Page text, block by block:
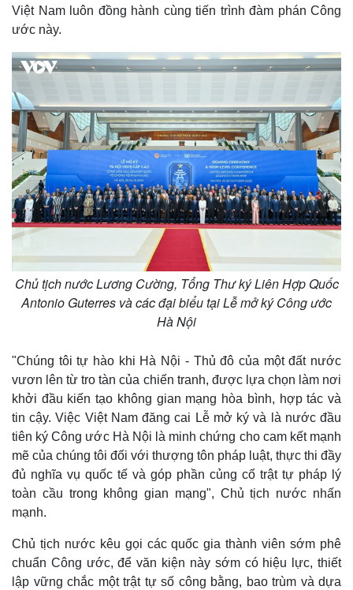
Việt Nam luôn đồng hành cùng tiến trình đàm phán Công
ước này.
Chủ tịch nước Lương Cường, Tổng Thư ký Liên Hợp Quốc
Antonio Guterres và các đại biểu tại Lễ mở ký Công ước
Hà Nội
"Chúng tôi tự hào khi Hà Nội - Thủ đô của một đất nước
vươn lên từ tro tàn của chiến tranh, được lựa chọn làm nơi
khởi đầu kiến tạo không gian mạng hòa bình, hợp tác và
tin cậy. Việc Việt Nam đăng cai Lễ mở ký và là nước đầu
tiên ký Công ước Hà Nội là minh chứng cho cam kết mạnh
mẽ của chúng tôi đối với thượng tôn pháp luật, thực thi đầy
đủ nghĩa vụ quốc tế và góp phần củng cố trật tự pháp lý
toàn cầu trong không gian mạng", Chủ tịch nước nhấn
mạnh.
Chủ tịch nước kêu gọi các quốc gia thành viên sớm phê
chuẩn Công ước, để văn kiện này sớm có hiệu lực, thiết
lập vững chắc một trật tự số công bằng, bao trùm và dựa